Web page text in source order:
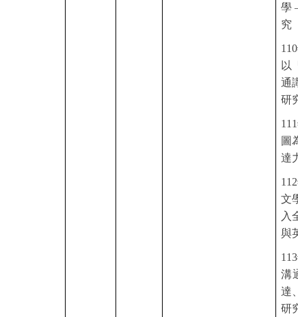
學
究
110
以
通
研
111
圖
達
112
文
入
與
113
溝
達
研